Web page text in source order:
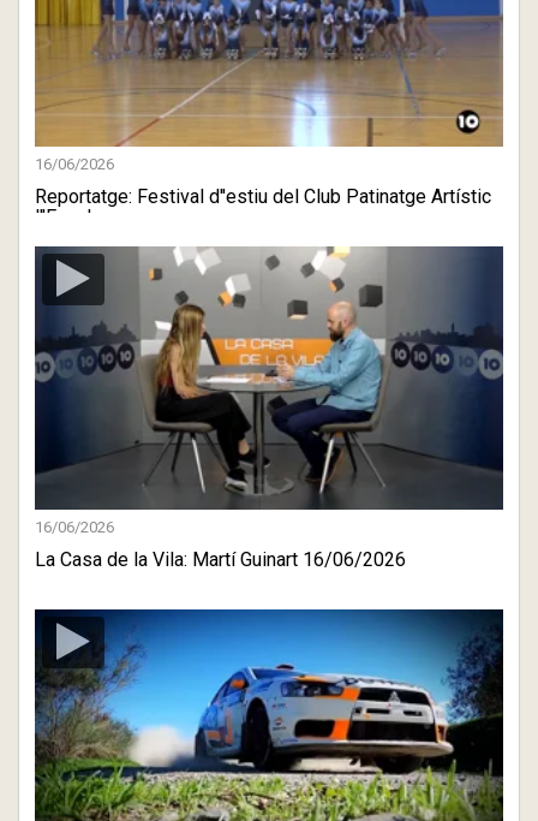
16/06/2026
Reportatge: Festival d''estiu del Club Patinatge Artístic
l''Escala
16/06/2026
La Casa de la Vila: Martí Guinart 16/06/2026